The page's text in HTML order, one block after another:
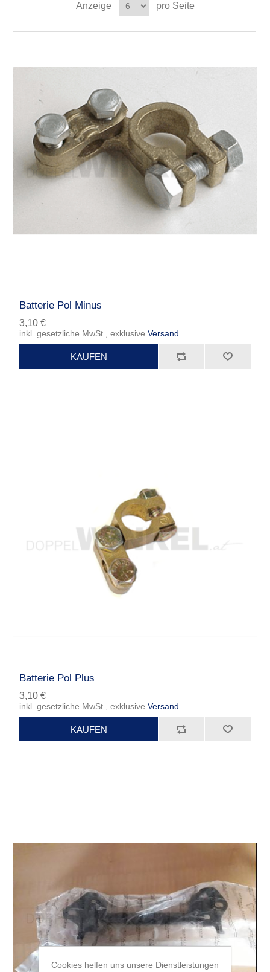
Anzeige pro Seite
Batterie Pol Minus
3,10 €
inkl. gesetzliche MwSt., exklusiveVersand
Batterie Pol Plus
3,10 €
inkl. gesetzliche MwSt., exklusiveVersand
Cookies helfen uns unsere Dienstleistungen